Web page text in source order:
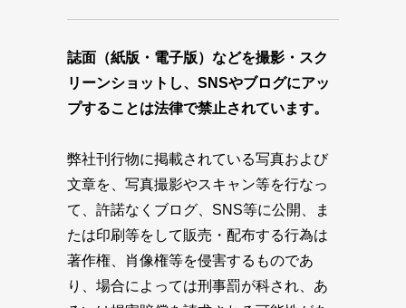
誌面（紙版・電子版）などを撮影・スク
リーンショットし、SNSやブログにアッ
プすることは法律で禁止されています。
弊社刊行物に掲載されている写真および
文章を、写真撮影やスキャン等を行なっ
て、許諾なくブログ、SNS等に公開、ま
たは印刷等をして販売・配布する行為は
著作権、肖像権等を侵害するものであ
り、場合によっては刑事罰が科され、あ